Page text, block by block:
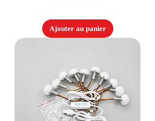
Ajouter au panier